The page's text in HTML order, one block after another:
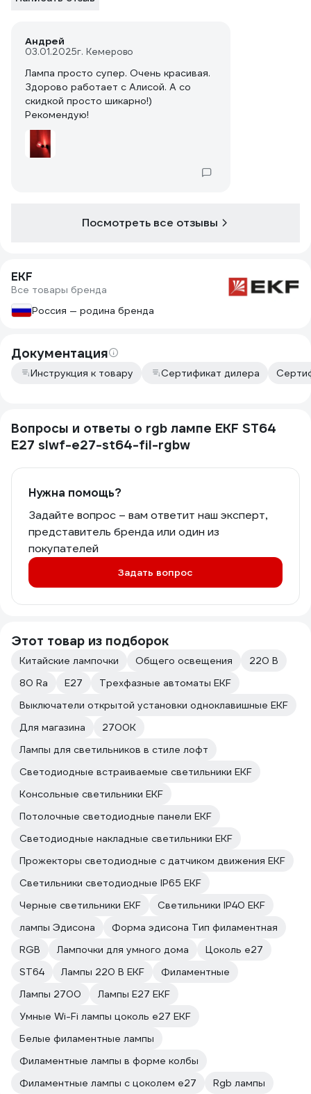
Андрей
03.01.2025г. Кемерово
Лампа просто супер. Очень красивая.
Здорово работает с Алисой. А со
скидкой просто шикарно!)
Рекомендую!
Посмотреть все отзывы
EKF
Все товары бренда
Россия — родина бренда
Документация
Инструкция к товару Сертификат дилера
Вопросы и ответы о rgb лампе EKF ST64
E27 slwf-e27-st64-fil-rgbw
Нужна помощь?
Задайте вопрос – вам ответит наш эксперт,
представитель бренда или один из
покупателей
Задать вопрос
Этот товар из подборок
Китайские лампочки Общего освещения
220 В
80 Ra
Е27
Трехфазные автоматы EKF
Выключатели открытой установки одноклавишные EKF
Для магазина
2700К
Лампы для светильников в стиле лофт
Светодиодные встраиваемые светильники EKF
Консольные светильники EKF
Потолочные светодиодные панели EKF
Светодиодные накладные светильники EKF
Прожекторы светодиодные с датчиком движения EKF
Светильники светодиодные IP65 EKF
Черные светильники EKF
Светильники IP40 EKF
лампы Эдисона
Форма эдисона Тип филаментная
RGB
Лампочки для умного дома
Цоколь e27
ST64
Лампы 220 В EKF
Филаментные
Лампы 2700
Лампы Е27 EKF
Умные Wi-Fi лампы цоколь e27 EKF
Белые филаментные лампы
Филаментные лампы в форме колбы
Филаментные лампы с цоколем e27
Rgb лампы